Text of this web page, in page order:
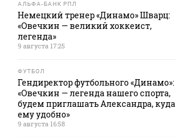
АЛЬФА-БАНК РПЛ
Немецкий тренер «Динамо» Шварц:
«Овечкин — великий хоккеист,
легенда»
9 августа 17:25
ФУТБОЛ
Гендиректор футбольного «Динамо»:
«Овечкин — легенда нашего спорта,
будем приглашать Александра, куда
ему удобно»
9 августа 16:58